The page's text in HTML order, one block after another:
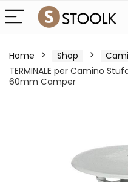
Home Shop
TERMINALE per Camino
60mm Camper